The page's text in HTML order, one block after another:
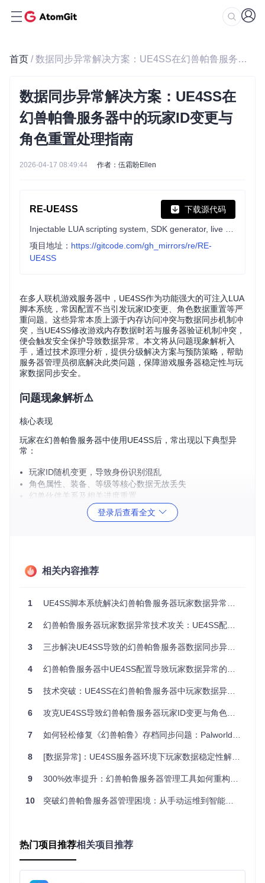
首页 / 数据同步异常解决方案：UE4SS在幻兽帕鲁服务器中的玩家ID变更与角色重置处理指南
数据同步异常解决方案：UE4SS在
幻兽帕鲁服务器中的玩家ID变更与
角色重置处理指南
2026-04-17 08:49:44 作者：伍霜盼Ellen
RE-UE4SS 下载源代码
项目地址： https://gitcode.com/gh_mirrors/re/RE-
UE4SS
在多人联机游戏服务器中，UE4SS作为功能强大的可注入LUA
脚本系统，常因配置不当引发玩家ID变更、角色数据重置等严
重问题。这些异常本质上源于内存访问冲突与数据同步机制冲
突，当UE4SS修改游戏内存数据时若与服务器验证机制冲突，
便会触发安全保护导致数据异常。本文将从问题现象解析入
手，通过技术原理分析，提供分级解决方案与预防策略，帮助
服务器管理员彻底解决此类问题，保障游戏服务器稳定性与玩
家数据同步安全。
问题现象解析⚠️
核心表现
玩家在幻兽帕鲁服务器中使用UE4SS后，常出现以下典型异
常：
玩家ID随机变更，导致身份识别混乱
角色属性、装备、等级等核心数据无故丢失
幻兽伙伴关系及相关进度重置
服务器与客户端数据不同步，出现"幽灵物品"或"数据回滚"
管理员需花费大量时间处理玩家投诉与数据恢复
技术原理溯源
内存访问冲突机制
UE4SS与游戏服务器的内存访问冲突可类比为"多人同时编辑
流程同时进行时，双方对同一内存区域的读写操作会导致数据
现为ID变更和数据重置。
数据同步机制冲突
游戏服务器采用"权威验证"模式，所有客户端数据变更需经过
服务器验证。UE4SS的实时内存修改绕过了正常的数据同步通
道，相当于"未经验证直接修改档案"，触发服务器的安全校验
机制，导致数据被标记为异常并重置。
模块交互影响
UE4SS的热重载、内存扫描等功能会周期性访问游戏内存，这
分级解决方案🔧
基础级：配置优化方案
登录后查看全文
相关内容推荐
1 UE4SS脚本系统解决幻兽帕鲁服务器玩家数据异常的技术方案：从原理到实践
2 幻兽帕鲁服务器玩家数据异常技术攻关：UE4SS配置优化实战指南
3 三步解决UE4SS导致的幻兽帕鲁服务器数据同步异常问题实战指南
4 幻兽帕鲁服务器中UE4SS配置导致玩家数据异常的深度解析：从根源修复到长效防护
5 技术突破：UE4SS在幻兽帕鲁服务器中玩家数据异常问题的系统性解决策略
6 攻克UE4SS导致幻兽帕鲁服务器玩家ID变更与角色重置问题的完整解决方案
7 如何轻松修复《幻兽帕鲁》存档同步问题：Palworld-Host-Save-Fix终极指南
8 [数据异常]：UE4SS服务器环境下玩家数据稳定性解决方案指南
9 300%效率提升：幻兽帕鲁服务器管理工具如何重构运维范式？
10 突破幻兽帕鲁服务器管理困境：从手动运维到智能管控的转型方案
热门项目推荐相关项目推荐